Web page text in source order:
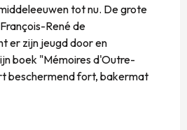
tot nu. De grote
René de
er zijn jeugd door en
boek "Mémoires d'Outre-
beschermend fort, bakermat